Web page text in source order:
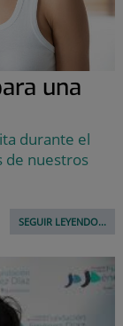
una
durante el
de nuestros
SEGUIR LEYENDO...